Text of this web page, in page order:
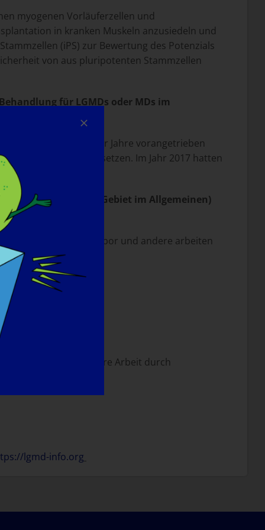
myogenen Vorläuferzellen und
in kranken Muskeln anzusiedeln und
(iPS) zur Bewertung des Potenzials
von aus pluripotenten Stammzellen
für LGMDs oder MDs im
im Laufe der Jahre vorangetrieben
andere MDs umzusetzen. Im Jahr 2017 hatten
und über das Gebiet im Allgemeinen)
Tests, aber unser Labor und andere arbeiten
Patienten unsere Arbeit durch
lgmd-info.org